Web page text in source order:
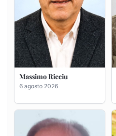
Massimo Ricciu
6 agosto 2026